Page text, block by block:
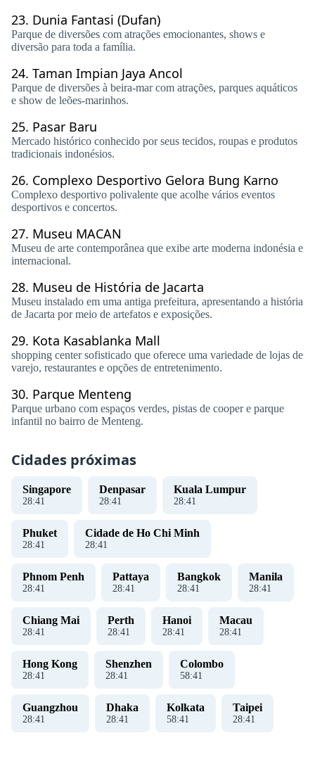
23. Dunia Fantasi (Dufan)
Parque de diversões com atrações emocionantes, shows e
diversão para toda a família.
24. Taman Impian Jaya Ancol
Parque de diversões à beira-mar com atrações, parques aquáticos
e show de leões-marinhos.
25. Pasar Baru
Mercado histórico conhecido por seus tecidos, roupas e produtos
tradicionais indonésios.
26. Complexo Desportivo Gelora Bung Karno
Complexo desportivo polivalente que acolhe vários eventos
desportivos e concertos.
27. Museu MACAN
Museu de arte contemporânea que exibe arte moderna indonésia e
internacional.
28. Museu de História de Jacarta
Museu instalado em uma antiga prefeitura, apresentando a história
de Jacarta por meio de artefatos e exposições.
29. Kota Kasablanka Mall
shopping center sofisticado que oferece uma variedade de lojas de
varejo, restaurantes e opções de entretenimento.
30. Parque Menteng
Parque urbano com espaços verdes, pistas de cooper e parque
infantil no bairro de Menteng.
Cidades próximas
Singapore
28:42
Denpasar
28:42
Kuala Lumpur
28:42
Phuket
28:42
Cidade de Ho Chi Minh
28:42
Phnom Penh
28:42
Pattaya
28:42
Bangkok
28:42
Manila
28:42
Chiang Mai
28:42
Perth
28:42
Hanoi
28:42
Macau
28:42
Hong Kong
28:42
Shenzhen
28:42
Colombo
58:42
Guangzhou
28:42
Dhaka
28:42
Kolkata
58:42
Taipei
28:42